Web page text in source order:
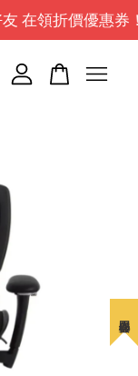
價優惠券！ 點我
。